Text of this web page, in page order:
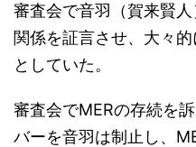
審査会で音羽（賀来賢
関係を証言させ、大々
としていた。
審査会でMERの存続を
バーを音羽は制止し、